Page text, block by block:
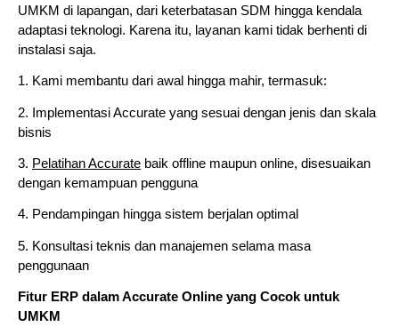
UMKM di lapangan, dari keterbatasan SDM hingga kendala
adaptasi teknologi. Karena itu, layanan kami tidak berhenti di
instalasi saja.
1. Kami membantu dari awal hingga mahir, termasuk:
2. Implementasi Accurate yang sesuai dengan jenis dan skala
bisnis
3. Pelatihan Accurate baik offline maupun online, disesuaikan
dengan kemampuan pengguna
4. Pendampingan hingga sistem berjalan optimal
5. Konsultasi teknis dan manajemen selama masa
penggunaan
Fitur ERP dalam Accurate Online yang Cocok untuk
UMKM